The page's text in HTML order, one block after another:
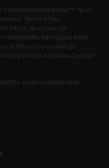
міндетті түрде
Ақпараттық
басқа да құқықтар
ескертеміз. Автордың жеке
болып саналмайды.
жарнама беруші
асқан оқырмандар